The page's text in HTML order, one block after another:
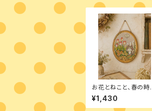
お花とねこと、春の時
間 デザインパケット
¥1,430